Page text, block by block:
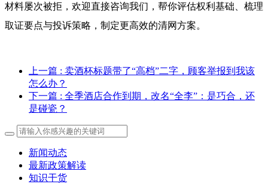
材料屡次被拒，欢迎直接咨询我们，帮你评估权利基础、梳理
取证要点与投诉策略，制定更高效的清网方案。
上一篇 : 卖酒杯标题带了“高档”二字，顾客举报到我该
怎么办？
下一篇 : 全季酒店合作到期，改名“全李”：是巧合，还
是碰瓷？
新闻动态
最新政策解读
知识干货